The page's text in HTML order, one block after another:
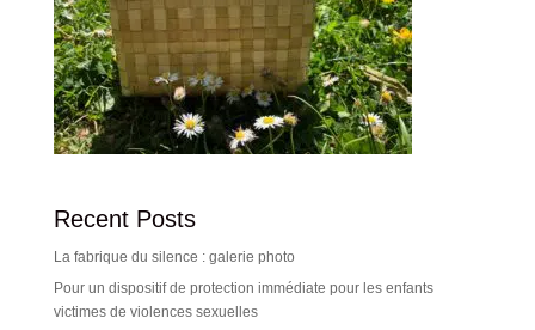
Recent Posts
La fabrique du silence : galerie photo
Pour un dispositif de protection immédiate pour les enfants
victimes de violences sexuelles